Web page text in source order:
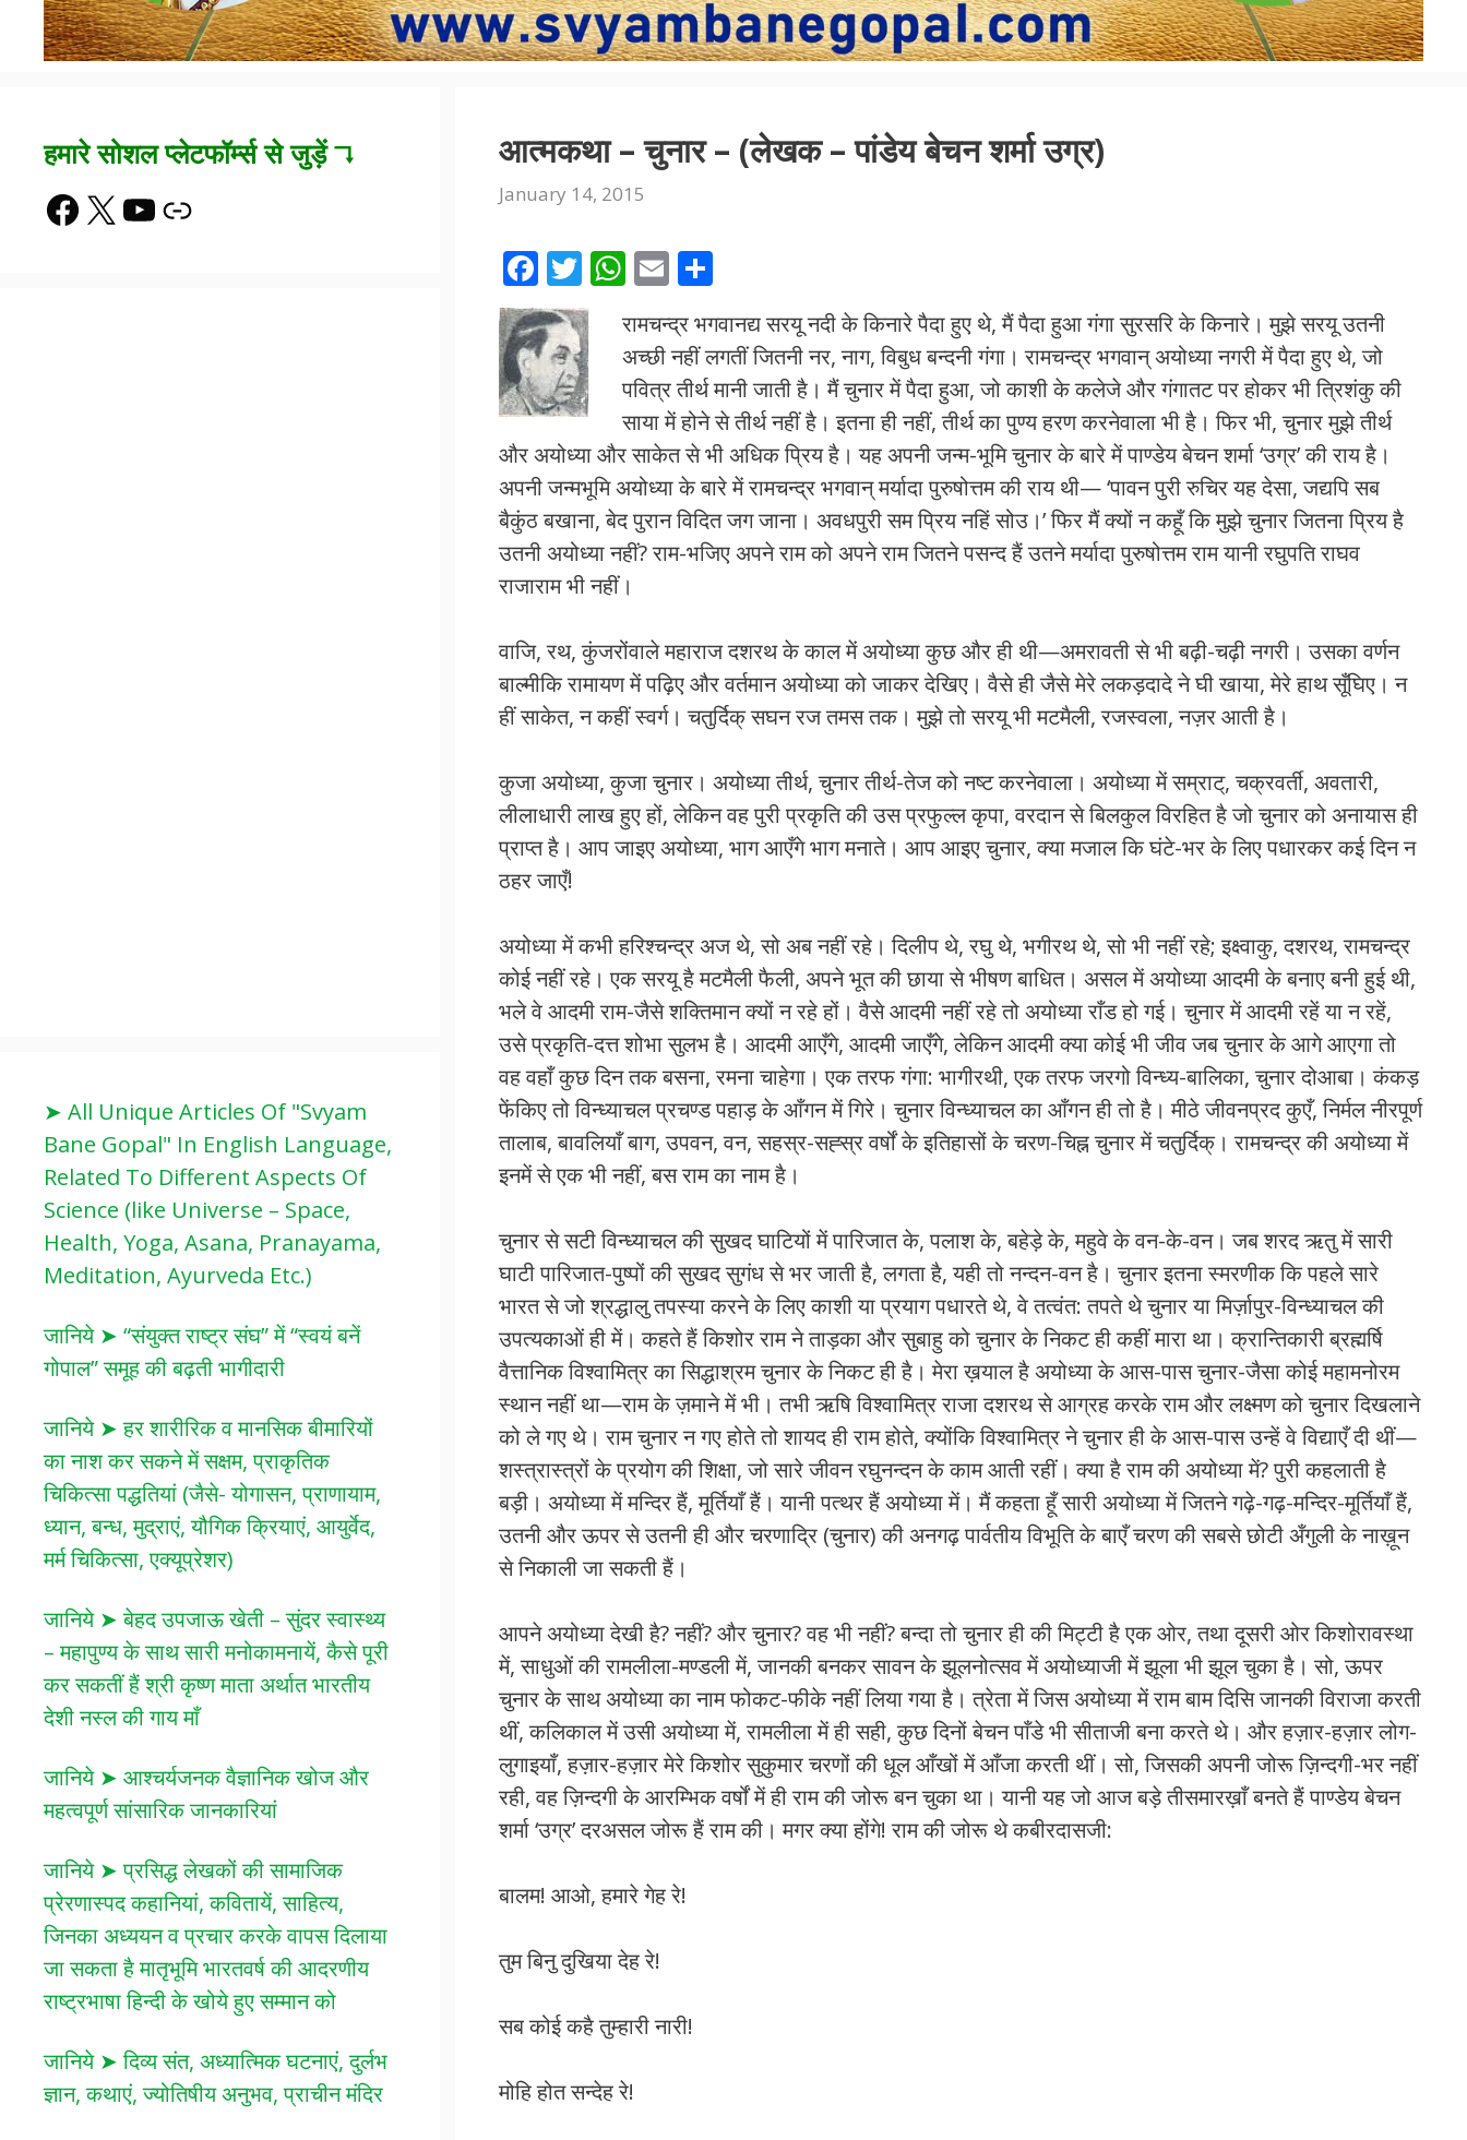
आत्मकथा – चुनार – (लेखक – पांडेय बेचन शर्मा उग्र)
January 14, 2015
F
ac
e
b
o
o
k
T
w
itt
er
W
at
s
A
p
p
E
ai
l
ar
e
रामचन्‍द्र भगवानद्य सरयू नदी के किनारे पैदा हुए थे, मैं पैदा हुआ गंगा सुरसरि के किनारे। मुझे सरयू उतनी
अच्‍छी नहीं लगतीं जितनी नर, नाग, विबुध बन्‍दनी गंगा। रामचन्‍द्र भगवान् अयोध्‍या नगरी में पैदा हुए थे, जो
पवित्र तीर्थ मानी जाती है। मैं चुनार में पैदा हुआ, जो काशी के कलेजे और गंगातट पर होकर भी त्रिशंकु की
साया में होने से तीर्थ नहीं है। इतना ही नहीं, तीर्थ का पुण्‍य हरण करनेवाला भी है। फिर भी, चुनार मुझे तीर्थ
और अयोध्‍या और साकेत से भी अधिक प्रिय है। यह अपनी जन्‍म-भूमि चुनार के बारे में पाण्‍डेय बेचन शर्मा ‘उग्र’ की राय है।
अपनी जन्‍मभूमि अयोध्‍या के बारे में रामचन्‍द्र भगवान् मर्यादा पुरुषोत्तम की राय थी— ‘पावन पुरी रुचिर यह देसा, जद्यपि सब
बैकुंठ बखाना, बेद पुरान विदित जग जाना। अवधपुरी सम प्रिय नहिं सोउ।’ फिर मैं क्‍यों न कहूँ कि मुझे चुनार जितना प्रिय है
उतनी अयोध्‍या नहीं? राम-भजिए अपने राम को अपने राम जितने पसन्‍द हैं उतने मर्यादा पुरुषोत्तम राम यानी रघुपति राघव
राजाराम भी नहीं।
वाजि, रथ, कुंजरोंवाले महाराज दशरथ के काल में अयोध्‍या कुछ और ही थी—अमरावती से भी बढ़ी-चढ़ी नगरी। उसका वर्णन
बाल्‍मीकि रामायण में पढ़िए और वर्तमान अयोध्‍या को जाकर देखिए। वैसे ही जैसे मेरे लकड़दादे ने घी खाया, मेरे हाथ सूँघिए। न
हीं साकेत, न कहीं स्‍वर्ग। चतुर्दिक् सघन रज तमस तक। मुझे तो सरयू भी मटमैली, रजस्‍वला, नज़र आती है।
कुजा अयोध्‍या, कुजा चुनार। अयोध्‍या तीर्थ, चुनार तीर्थ-तेज को नष्‍ट करनेवाला। अयोध्‍या में सम्राट्, चक्रवर्ती, अवतारी,
लीलाधारी लाख हुए हों, लेकिन वह पुरी प्रकृति की उस प्रफुल्‍ल कृपा, वरदान से बिलकुल विरहित है जो चुनार को अनायास ही
प्राप्‍त है। आप जाइए अयोध्‍या, भाग आएँगे भाग मनाते। आप आइए चुनार, क्‍या मजाल कि घंटे-भर के लिए पधारकर कई दिन न
ठहर जाएँ!
अयोध्‍या में कभी हरिश्‍चन्‍द्र अज थे, सो अब नहीं रहे। दिलीप थे, रघु थे, भगीरथ थे, सो भी नहीं रहे; इक्ष्‍वाकु, दशरथ, रामचन्‍द्र
कोई नहीं रहे। एक सरयू है मटमैली फैली, अपने भूत की छाया से भीषण बाधित। असल में अयोध्‍या आदमी के बनाए बनी हुई थी,
भले वे आदमी राम-जैसे शक्तिमान क्‍यों न रहे हों। वैसे आदमी नहीं रहे तो अयोध्‍या राँड हो गई। चुनार में आदमी रहें या न रहें,
उसे प्रकृति-दत्त शोभा सुलभ है। आदमी आएँगे, आदमी जाएँगे, लेकिन आदमी क्‍या कोई भी जीव जब चुनार के आगे आएगा तो
वह वहाँ कुछ दिन तक बसना, रमना चाहेगा। एक तरफ गंगा: भागीरथी, एक तरफ जरगो विन्‍ध्‍य-बालिका, चुनार दोआबा। कंकड़
फेंकिए तो विन्‍ध्‍याचल प्रचण्‍ड पहाड़ के आँगन में गिरे। चुनार विन्‍ध्‍याचल का आँगन ही तो है। मीठे जीवनप्रद कुएँ, निर्मल नीरपूर्ण
तालाब, बावलियाँ बाग, उपवन, वन, सहस्र-सह्स्र वर्षों के इतिहासों के चरण-चिह्न चुनार में चतुर्दिक्। रामचन्‍द्र की अयोध्‍या में
इनमें से एक भी नहीं, बस राम का नाम है।
चुनार से सटी विन्‍ध्‍याचल की सुखद घाटियों में पारिजात के, पलाश के, बहेड़े के, महुवे के वन-के-वन। जब शरद ऋतु में सारी
घाटी पारिजात-पुष्‍पों की सुखद सुगंध से भर जाती है, लगता है, यही तो नन्‍दन-वन है। चुनार इतना स्‍मरणीक कि पहले सारे
भारत से जो श्रद्धालु तपस्‍या करने के लिए काशी या प्रयाग पधारते थे, वे तत्‍वंत: तपते थे चुनार या मिर्ज़ापुर-विन्‍ध्‍याचल की
उपत्‍यकाओं ही में। कहते हैं किशोर राम ने ताड़का और सुबाहु को चुनार के निकट ही कहीं मारा था। क्रान्तिकारी ब्रह्मर्षि
वैत्तानिक विश्‍वामित्र का सिद्धाश्रम चुनार के निकट ही है। मेरा ख़याल है अयोध्‍या के आस-पास चुनार-जैसा कोई महामनोरम
स्‍थान नहीं था—राम के ज़माने में भी। तभी ऋषि विश्‍वामित्र राजा दशरथ से आग्रह करके राम और लक्ष्‍मण को चुनार दिखलाने
को ले गए थे। राम चुनार न गए होते तो शायद ही राम होते, क्‍योंकि विश्‍वामित्र ने चुनार ही के आस-पास उन्‍हें वे विद्याएँ दी थीं—
शस्‍त्रास्‍त्रों के प्रयोग की शिक्षा, जो सारे जीवन रघुनन्‍दन के काम आती रहीं। क्‍या है राम की अयोध्‍या में? पुरी कहलाती है
बड़ी। अयोध्‍या में मन्दिर हैं, मूर्तियाँ हैं। यानी पत्‍थर हैं अयोध्‍या में। मैं कहता हूँ सारी अयोध्‍या में जितने गढ़े-गढ़-मन्दिर-मूर्तियाँ हैं,
उतनी और ऊपर से उतनी ही और चरणाद्रि (चुनार) की अनगढ़ पार्वतीय विभूति के बाएँ चरण की सबसे छोटी अँगुली के नाख़ून
से निकाली जा सकती हैं।
आपने अयोध्‍या देखी है? नहीं? और चुनार? वह भी नहीं? बन्‍दा तो चुनार ही की मिट्टी है एक ओर, तथा दूसरी ओर किशोरावस्‍था
में, साधुओं की रामलीला-मण्‍डली में, जानकी बनकर सावन के झूलनोत्‍सव में अयोध्‍याजी में झूला भी झूल चुका है। सो, ऊपर
चुनार के साथ अयोध्‍या का नाम फोकट-फीके नहीं लिया गया है। त्रेता में जिस अयोध्‍या में राम बाम दिसि जानकी विराजा करती
थीं, कलिकाल में उसी अयोध्‍या में, रामलीला में ही सही, कुछ दिनों बेचन पाँडे भी सीताजी बना करते थे। और हज़ार-हज़ार लोग-
लुगाइयाँ, हज़ार-हज़ार मेरे किशोर सुकुमार चरणों की धूल आँखों में आँजा करती थीं। सो, जिसकी अपनी जोरू ज़िन्‍दगी-भर नहीं
रही, वह ज़िन्‍दगी के आरम्भिक वर्षों में ही राम की जोरू बन चुका था। यानी यह जो आज बड़े तीसमारख़ाँ बनते हैं पाण्‍डेय बेचन
शर्मा ‘उग्र’ दरअसल जोरू हैं राम की। मगर क्‍या होंगे! राम की जोरू थे कबीरदासजी:
बालम! आओ, हमारे गेह रे!
तुम बिनु दुखिया देह रे!
सब कोई कहै तुम्‍हारी नारी!
मोहि होत सन्‍देह रे!
हमारे सोशल प्लेटफॉर्म्स से जुड़ें ↴
Facebook
X YouTube
Link
➤ All Unique Articles Of "Svyam
Bane Gopal" In English Language,
Related To Different Aspects Of
Science (like Universe – Space,
Health, Yoga, Asana, Pranayama,
Meditation, Ayurveda Etc.)
जानिये ➤ “संयुक्त राष्ट्र संघ” में “स्वयं बनें
गोपाल” समूह की बढ़ती भागीदारी
जानिये ➤ हर शारीरिक व मानसिक बीमारियों
का नाश कर सकने में सक्षम, प्राकृतिक
चिकित्सा पद्धतियां (जैसे- योगासन, प्राणायाम,
ध्यान, बन्ध, मुद्राएं, यौगिक क्रियाएं, आयुर्वेद,
मर्म चिकित्सा, एक्यूप्रेशर)
जानिये ➤ बेहद उपजाऊ खेती – सुंदर स्वास्थ्य
– महापुण्य के साथ सारी मनोकामनायें, कैसे पूरी
कर सकतीं हैं श्री कृष्ण माता अर्थात भारतीय
देशी नस्ल की गाय माँ
जानिये ➤ आश्चर्यजनक वैज्ञानिक खोज और
महत्वपूर्ण सांसारिक जानकारियां
जानिये ➤ प्रसिद्ध लेखकों की सामाजिक
प्रेरणास्पद कहानियां, कवितायें, साहित्य,
जिनका अध्ययन व प्रचार करके वापस दिलाया
जा सकता है मातृभूमि भारतवर्ष की आदरणीय
राष्ट्रभाषा हिन्दी के खोये हुए सम्मान को
जानिये ➤ दिव्य संत, अध्यात्मिक घटनाएं, दुर्लभ
ज्ञान, कथाएं, ज्योतिषीय अनुभव, प्राचीन मंदिर